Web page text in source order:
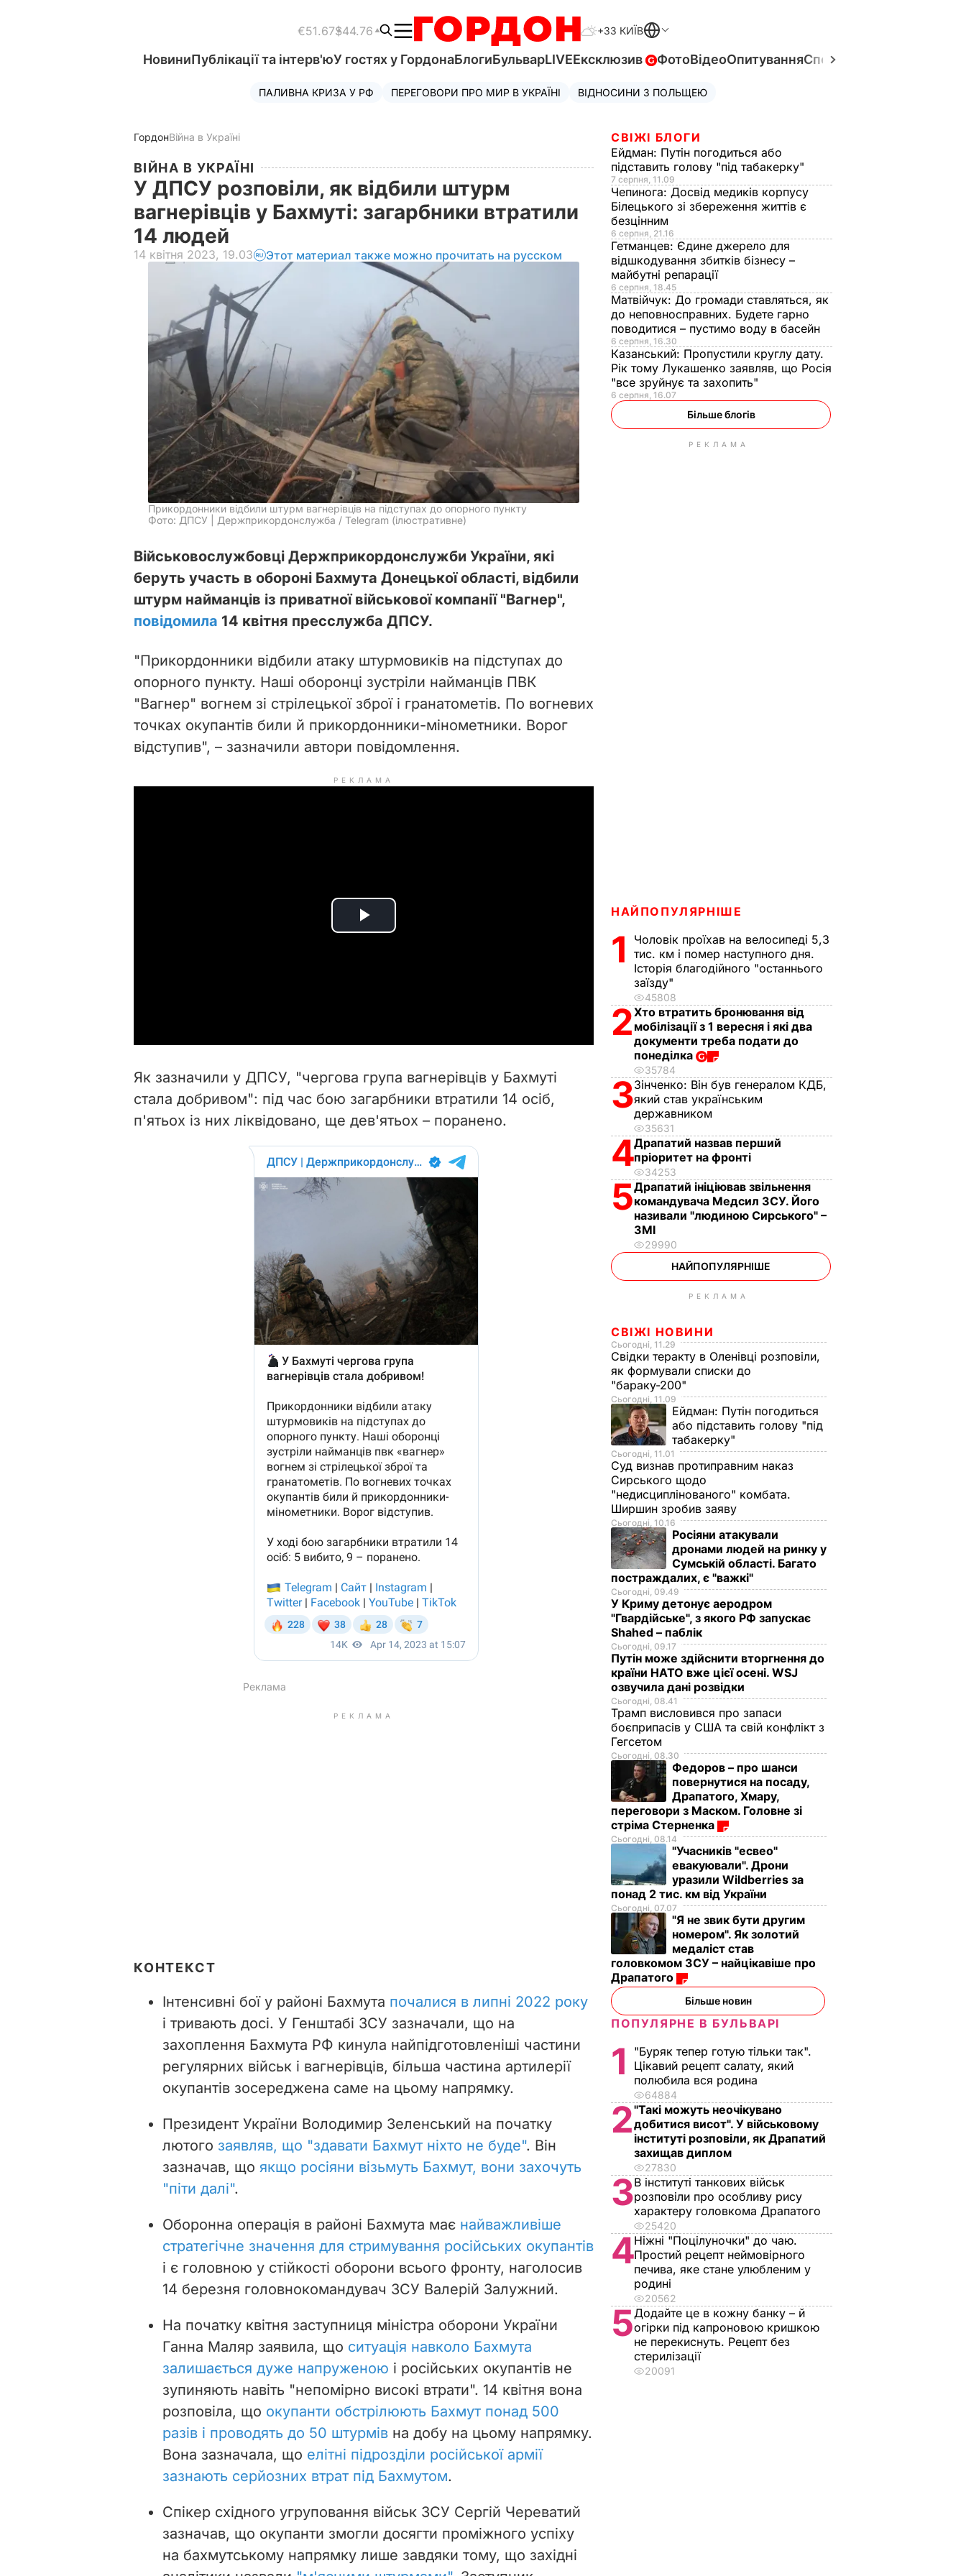
€51.67$44.76 +33 КИЇВ
НовиниПублікації та інтерв'юУ гостях у ГордонаБлогиБульварLIVEЕксклюзив ФотоВідеоОпитуванняСпецпроєкти
ПАЛИВНА КРИЗА У РФ ПЕРЕГОВОРИ ПРО МИР В УКРАЇНІ ВІДНОСИНИ З ПОЛЬЩЕЮ
ГордонВійна в Україні
ВІЙНА В УКРАЇНІ
У ДПСУ розповіли, як відбили штурм
вагнерівців у Бахмуті: загарбники втратили
14 людей
14 квітня 2023, 19.03 Этот материал также можно прочитать на русском
Прикордонники відбили штурм вагнерівців на підступах до опорного пункту
Фото: ДПСУ | Держприкордонслужба / Telegram (ілюстративне)
Військовослужбовці Держприкордонслужби України, які
беруть участь в обороні Бахмута Донецької області, відбили
штурм найманців із приватної військової компанії "Вагнер",
повідомила 14 квітня пресслужба ДПСУ.
"Прикордонники відбили атаку штурмовиків на підступах до
опорного пункту. Наші оборонці зустріли найманців ПВК
"Вагнер" вогнем зі стрілецької зброї і гранатометів. По вогневих
точках окупантів били й прикордонники-мінометники. Ворог
відступив", – зазначили автори повідомлення.
РЕКЛАМА
P
i
d
e
Як зазначили у ДПСУ, "чергова група вагнерівців у Бахмуті
стала добривом": під час бою загарбники втратили 14 осіб,
п'ятьох із них ліквідовано, ще дев'ятьох – поранено.
РЕКЛАМА
КОНТЕКСТ
Інтенсивні бої у районі Бахмута почалися в липні 2022 року
і тривають досі. У Генштабі ЗСУ зазначали, що на
захоплення Бахмута РФ кинула найпідготовленіші частини
регулярних військ і вагнерівців, більша частина артилерії
окупантів зосереджена саме на цьому напрямку.
Президент України Володимир Зеленський на початку
лютого заявляв, що "здавати Бахмут ніхто не буде". Він
зазначав, що якщо росіяни візьмуть Бахмут, вони захочуть
"піти далі".
Оборонна операція в районі Бахмута має найважливіше
стратегічне значення для стримування російських окупантів
і є головною у стійкості оборони всього фронту, наголосив
14 березня головнокомандувач ЗСУ Валерій Залужний.
На початку квітня заступниця міністра оборони України
Ганна Маляр заявила, що ситуація навколо Бахмута
залишається дуже напруженою і російських окупантів не
зупиняють навіть "непомірно високі втрати". 14 квітня вона
розповіла, що окупанти обстрілюють Бахмут понад 500
разів і проводять до 50 штурмів на добу на цьому напрямку.
Вона зазначала, що елітні підрозділи російської армії
зазнають серйозних втрат під Бахмутом.
Спікер східного угруповання військ ЗСУ Сергій Череватий
зазначав, що окупанти змогли досягти проміжного успіху
на бахмутському напрямку лише завдяки тому, що західні
СВІЖІ БЛОГИ
Ейдман: Путін погодиться або
підставить голову "під табакерку"
7 серпня, 11.09
Чепинога: Досвід медиків корпусу
Білецького зі збереження життів є
безцінним
6 серпня, 21.16
Гетманцев: Єдине джерело для
відшкодування збитків бізнесу –
майбутні репарації
6 серпня, 18.45
Матвійчук: До громади ставляться, як
до неповносправних. Будете гарно
поводитися – пустимо воду в басейн
6 серпня, 16.30
Казанський: Пропустили круглу дату.
Рік тому Лукашенко заявляв, що Росія
"все зруйнує та захопить"
6 серпня, 16.07
Більше блогів
РЕКЛАМА
НАЙПОПУЛЯРНІШЕ
1
Чоловік проїхав на велосипеді 5,3
тис. км і помер наступного дня.
Історія благодійного "останнього
заїзду"
45808
2Хто втратить бронювання від
мобілізації з 1 вересня і які два
документи треба подати до
понеділка
35784
3Зінченко: Він був генералом КДБ,
який став українським
державником
35631
4Драпатий назвав перший
пріоритет на фронті
34253
5Драпатий ініціював звільнення
командувача Медсил ЗСУ. Його
називали "людиною Сирського" –
ЗМІ
29990
НАЙПОПУЛЯРНІШЕ
РЕКЛАМА
СВІЖІ НОВИНИ
Сьогодні, 11.29
Свідки теракту в Оленівці розповіли,
як формували списки до
"бараку-200"
Сьогодні, 11.09
Ейдман: Путін погодиться
або підставить голову "під
табакерку"
Сьогодні, 11.01
Суд визнав протиправним наказ
Сирського щодо
"недисциплінованого" комбата.
Ширшин зробив заяву
Сьогодні, 10.16
Росіяни атакували
дронами людей на ринку у
Сумській області. Багато
постраждалих, є "важкі"
Сьогодні, 09.49
У Криму детонує аеродром
"Гвардійське", з якого РФ запускає
Shahed – паблік
Сьогодні, 09.17
Путін може здійснити вторгнення до
країни НАТО вже цієї осені. WSJ
озвучила дані розвідки
Сьогодні, 08.41
Трамп висловився про запаси
боєприпасів у США та свій конфлікт з
Гегсетом
Сьогодні, 08.30
Федоров – про шанси
повернутися на посаду,
Драпатого, Хмару,
переговори з Маском. Головне зі
стріма Стерненка
Сьогодні, 08.14
"Учасників "есвео"
евакуювали". Дрони
уразили Wildberries за
понад 2 тис. км від України
Сьогодні, 07.07
"Я не звик бути другим
номером". Як золотий
медаліст став
головкомом ЗСУ – найцікавіше про
Драпатого
Більше новин
ПОПУЛЯРНЕ В БУЛЬВАРІ
1
"Буряк тепер готую тільки так".
Цікавий рецепт салату, який
полюбила вся родина
64884
2"Такі можуть неочікувано
добитися висот". У військовому
інституті розповіли, як Драпатий
захищав диплом
27830
3В інституті танкових військ
розповіли про особливу рису
характеру головкома Драпатого
25420
4Ніжні "Поцілуночки" до чаю.
Простий рецепт неймовірного
печива, яке стане улюбленим у
родині
20562
5Додайте це в кожну банку – й
огірки під капроновою кришкою
не перекиснуть. Рецепт без
стерилізації
20091